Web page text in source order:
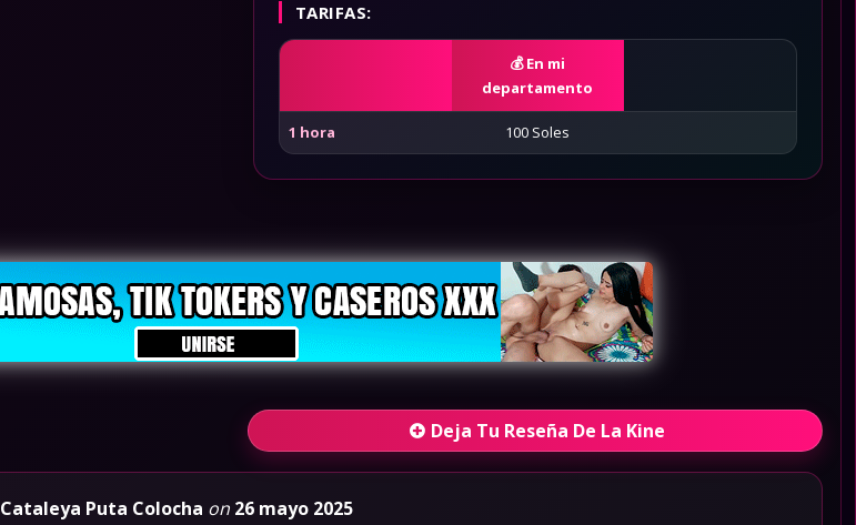
TARIFAS:
En mi
departamento
1 hora 100 Soles
Deja Tu Reseña De La Kine
Cataleya Puta Colocha on 26 mayo 2025